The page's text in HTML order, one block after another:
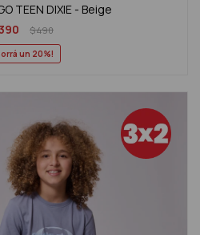
TEEN DIXIE - Beige
390 $490
20